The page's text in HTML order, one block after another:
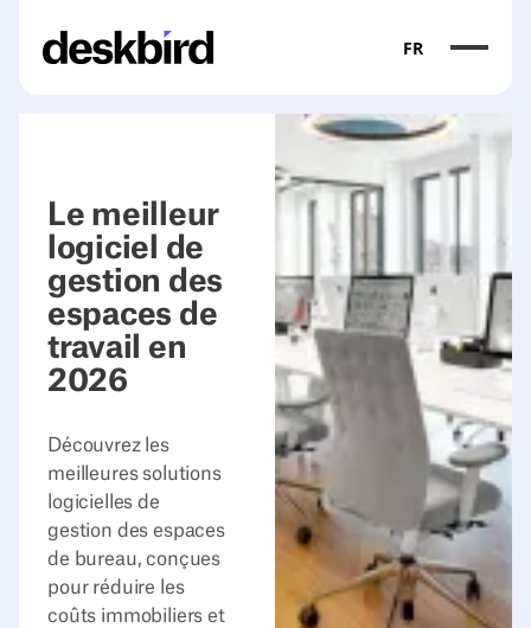
FR
Le meilleur
logiciel de
gestion des
espaces de
travail en
2026
Découvrez les
meilleures solutions
logicielles de
gestion des espaces
de bureau, conçues
pour réduire les
coûts immobiliers et